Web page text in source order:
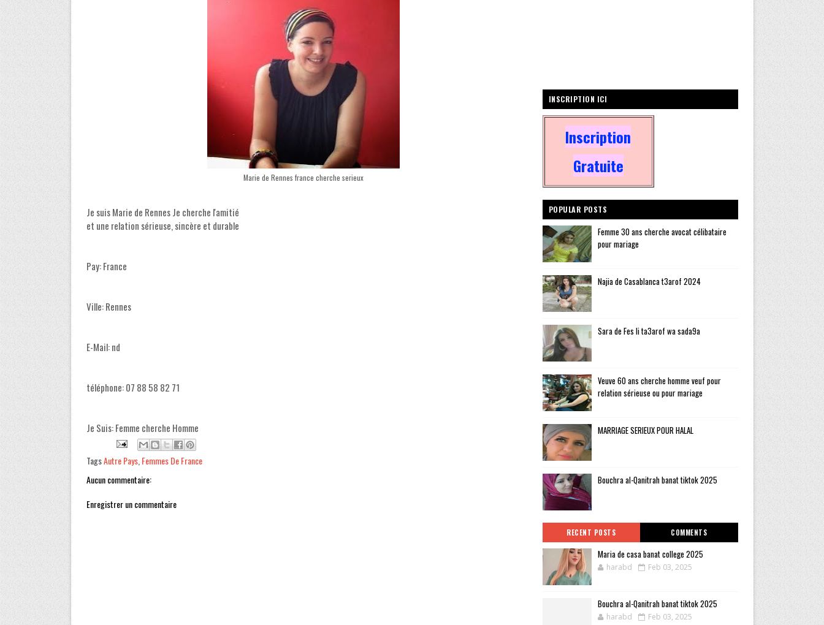
Marie de Rennes france cherche serieux
Je suis Marie de Rennes Je cherche l'amitié
et une relation sérieuse, sincère et durable
Pay: France
Ville: Rennes
E-Mail: nd
téléphone: 07 88 58 82 71
Je Suis: Femme cherche Homme
TagsAutre Pays, Femmes De France
Aucun commentaire:
Enregistrer un commentaire
INSCRIPTION ICI
Inscription
Gratuite
POPULAR POSTS
Femme 30 ans cherche avocat célibataire
pour mariage
Najia de Casablanca t3arof 2024
Sara de Fes li ta3arof wa sada9a
Veuve 60 ans cherche homme veuf pour
relation sérieuse ou pour mariage
MARRIAGE SERIEUX POUR HALAL
Bouchra al-Qanitrah banat tiktok 2025
RECENT POSTS COMMENTS
Maria de casa banat college 2025
harabd Feb 03, 2025
Bouchra al-Qanitrah banat tiktok 2025
harabd Feb 03, 2025